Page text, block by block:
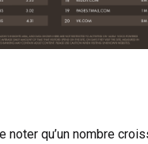
noter qu’un nombre